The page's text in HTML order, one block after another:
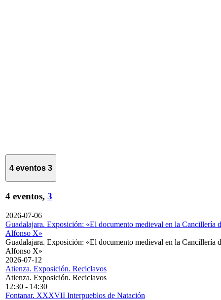
4 eventos 3
4 eventos, 3
2026-07-06
Guadalajara. Exposición: «El documento medieval en la Cancillería
Alfonso X»
Guadalajara. Exposición: «El documento medieval en la Cancillería
Alfonso X»
2026-07-12
Atienza. Exposición. Reciclavos
Atienza. Exposición. Reciclavos
12:30 - 14:30
Fontanar. XXXVII Interpueblos de Natación